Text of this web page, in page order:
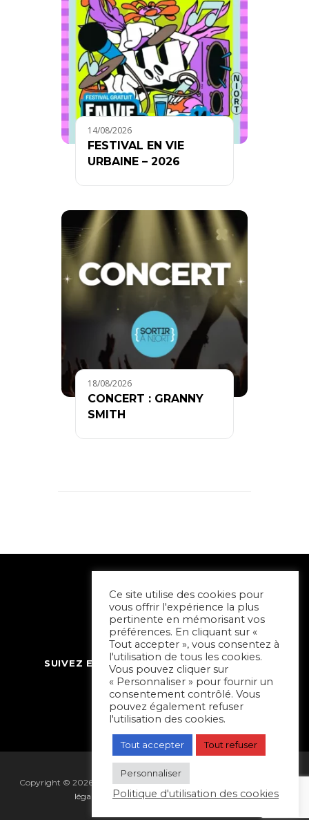
14/08/2026
FESTIVAL EN VIE
URBAINE – 2026
18/08/2026
CONCERT : GRANNY
SMITH
SUIVEZ ET CONTACTEZ SORTIR À NIORT
Copyright © 2026 Sortir à Niort | réalisé par
légales
Gestion des cookies|Plan du site
Ce site utilise des cookies pour
vous offrir l'expérience la plus
pertinente en mémorisant vos
préférences. En cliquant sur «
Tout accepter », vous consentez à
l'utilisation de tous les cookies.
Vous pouvez cliquer sur
« Personnaliser » pour fournir un
consentement contrôlé. Vous
pouvez également refuser
l'utilisation des cookies.
Tout accepter Tout refuser
Personnaliser
Politique d'utilisation des cookies